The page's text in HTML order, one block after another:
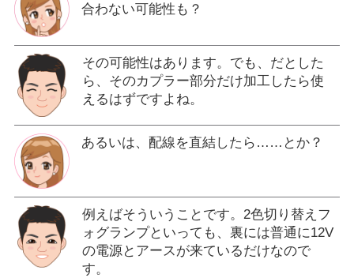
合わない可能性も？
その可能性はあります。でも、だとした
ら、そのカプラー部分だけ加工したら使
えるはずですよね。
あるいは、配線を直結したら……とか？
例えばそういうことです。2色切り替えフ
ォグランプといっても、裏には普通に12V
の電源とアースが来ているだけなので
す。